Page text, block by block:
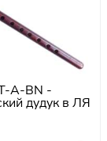
A-BN -
дудук в ЛЯ